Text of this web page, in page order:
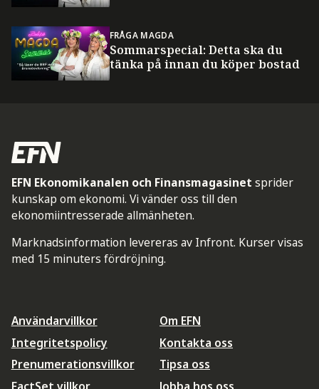
FRÅGA MAGDA
Sommarspecial: Detta ska du
tänka på innan du köper bostad
EFN Ekonomikanalen och Finansmagasinet sprider
kunskap om ekonomi. Vi vänder oss till den
ekonomiintresserade allmänheten.
Marknadsinformation levereras av Infront. Kurser visas
med 15 minuters fördröjning.
Användarvillkor
Integritetspolicy
Prenumerationsvillkor
Om EFN
Kontakta oss
Tipsa oss